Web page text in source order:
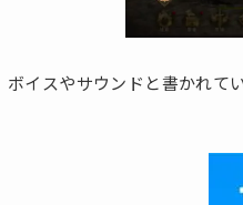
ボイスやサウンドと書かれて